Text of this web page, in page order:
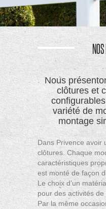
Nous
clôtures et
variété de
montage
Dans Privence avoir
clôtures. Chaque
caractéristiques
est monté de façon
Le choix d’un
pour des activités
Par la même